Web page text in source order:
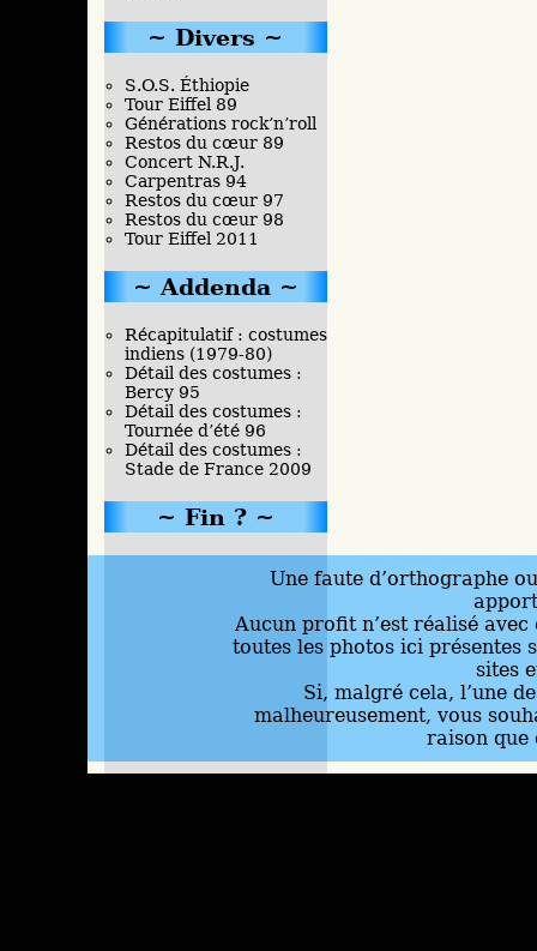
Divers
S.O.S. Éthiopie
Tour Eiffel 89
Générations rock’n’roll
Restos du cœur 89
Concert N.R.J.
Carpentras 94
Restos du cœur 97
Restos du cœur 98
Tour Eiffel 2011
Addenda
Récapitulatif : costumes
indiens (1979-80)
Détail des costumes :
Bercy 95
Détail des costumes :
Tournée d’été 96
Détail des costumes :
Stade de France 2009
Fin ?
Une faute d’orthographe
Aucun profit n’est réalisé
toutes les photos ici présentes
sites
Si, malgré cela, l’une
malheureusement, vous
raison que